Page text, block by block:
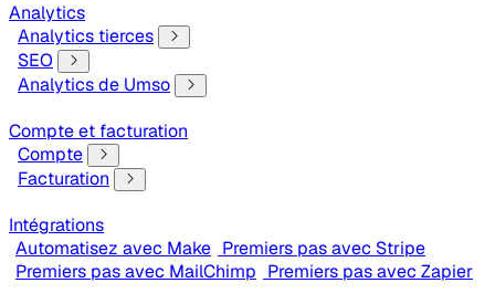
Analytics
Analytics tierces
SEO
Analytics de Umso
Compte et facturation
Compte
Facturation
Intégrations
Automatisez avec Make Premiers pas avec Stripe
Premiers pas avec MailChimp Premiers pas avec Zapier